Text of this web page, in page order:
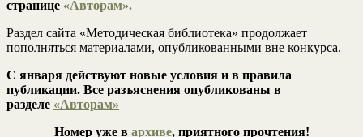
странице «Авторам».
Раздел сайта «Методическая библиотека» продолжает
пополняться материалами, опубликованными вне конкурса.
С января действуют новые условия и в правила
публикации. Все разъяснения опубликованы в
разделе «Авторам»
Номер уже в архиве, приятного прочтения!